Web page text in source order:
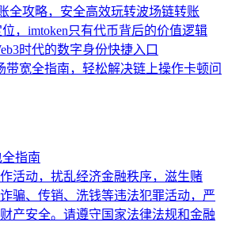
全攻略，安全高效玩转波场链转账
，imtoken只有代币背后的价值逻辑
时代的数字身份快捷入口
带宽全指南，轻松解决链上操作卡顿问
指南
活动，扰乱经济金融秩序，滋生赌
骗、传销、洗钱等违法犯罪活动，严
产安全。请遵守国家法律法规和金融